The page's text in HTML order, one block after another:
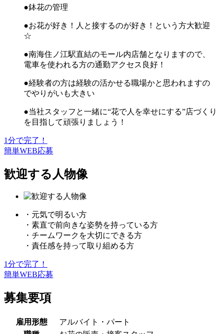
●鉢花の管理
●お花が好き！人と接するのが好き！という方大歓迎
☆
●南海住ノ江駅直結のモール内店舗となりますので、
電車を使われる方の通勤アクセス良好！
●経験者の方は経験の活かせる職場かと思われますの
でやりがいも大きい
●当社スタッフと一緒に“花で人を幸せにする”店づくり
を目指して頑張りましょう！
1分で完了！
簡単WEB応募
歓迎する人物像
・元気で明るい方
・素直で前向きな姿勢を持っている方
・チームワークを大切にできる方
・責任感を持って取り組める方
1分で完了！
簡単WEB応募
募集要項
雇用形態
アルバイト・パート